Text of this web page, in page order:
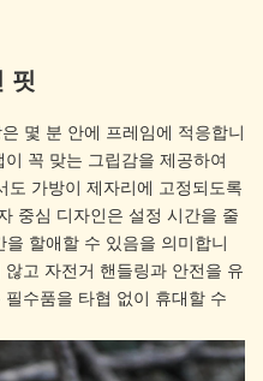
핏
몇 분 안에 프레임에 적응합니
꼭 맞는 그립감을 제공하여
도 가방이 제자리에 고정되도록
중심 디자인은 설정 시간을 줄
할애할 수 있음을 의미합니
고 자전거 핸들링과 안전을 유
수품을 타협 없이 휴대할 수